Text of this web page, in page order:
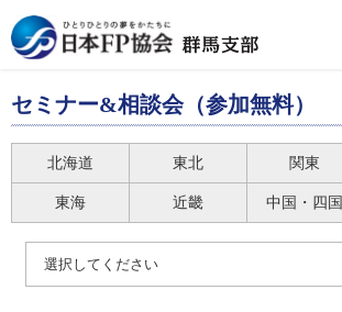
セミナー&相談会（参加無料）
北海道 東北 関東
東海 近畿 中国・四国
選択してください